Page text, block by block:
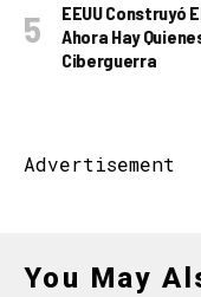
EEUU Construyó
Ahora Hay
Ciberguerra
Advertisement
You May